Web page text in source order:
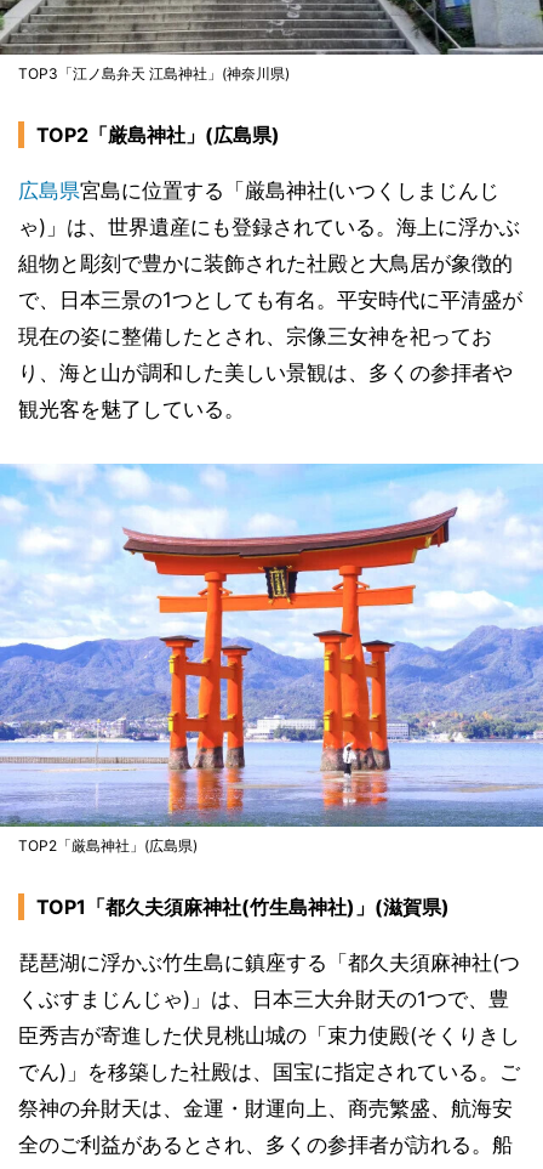
TOP3「江ノ島弁天 江島神社」(神奈川県)
TOP2「厳島神社」(広島県)
広島県宮島に位置する「厳島神社(いつくしまじんじ
ゃ)」は、世界遺産にも登録されている。海上に浮かぶ
組物と彫刻で豊かに装飾された社殿と大鳥居が象徴的
で、日本三景の1つとしても有名。平安時代に平清盛が
現在の姿に整備したとされ、宗像三女神を祀ってお
り、海と山が調和した美しい景観は、多くの参拝者や
観光客を魅了している。
TOP2「厳島神社」(広島県)
TOP1「都久夫須麻神社(竹生島神社)」(滋賀県)
琵琶湖に浮かぶ竹生島に鎮座する「都久夫須麻神社(つ
くぶすまじんじゃ)」は、日本三大弁財天の1つで、豊
臣秀吉が寄進した伏見桃山城の「束力使殿(そくりきし
でん)」を移築した社殿は、国宝に指定されている。ご
祭神の弁財天は、金運・財運向上、商売繁盛、航海安
全のご利益があるとされ、多くの参拝者が訪れる。船